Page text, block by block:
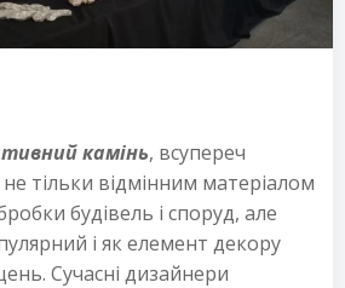
камінь, всупереч
тільки відмінним матеріалом
будівель і споруд, але
і як елемент декору
Сучасні дизайнери